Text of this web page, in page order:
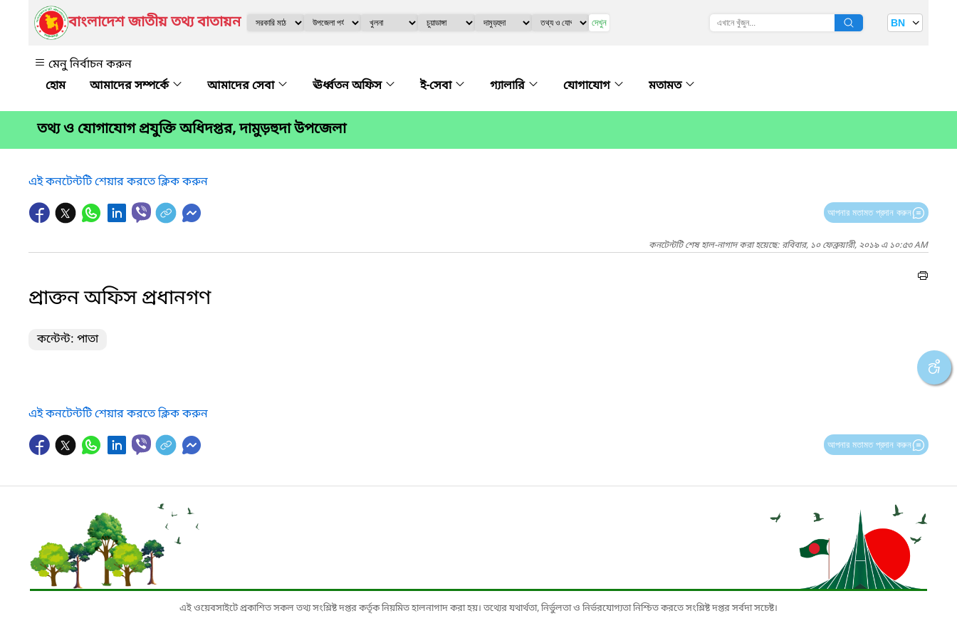
বাংলাদেশ জাতীয় তথ্য বাতায়ন দেখুন BN
মেনু নির্বাচন করুন
আমাদের সম্পর্কে
আমাদের সেবা ঊর্ধ্বতন অফিস ই-সেবা গ্যালারি যোগাযোগ মতামত
তথ্য ও যোগাযোগ প্রযুক্তি অধিদপ্তর, দামুড়হুদা উপজেলা
এই কনটেন্টটি শেয়ার করতে ক্লিক করুন
আপনার মতামত প্রদান করুন
কনটেন্টটি শেষ হাল-নাগাদ করা হয়েছে: রবিবার, ১০ ফেব্রুয়ারী, ২০১৯ এ ১০:৫৩ AM
প্রাক্তন অফিস প্রধানগণ
কন্টেন্ট: পাতা
এই কনটেন্টটি শেয়ার করতে ক্লিক করুন
আপনার মতামত প্রদান করুন
এই ওয়েবসাইটে প্রকাশিত সকল তথ্য সংশ্লিষ্ট দপ্তর কর্তৃক নিয়মিত হালনাগাদ করা হয়। তথ্যের যথার্থতা, নির্ভুলতা ও নির্ভরযোগ্যতা নিশ্চিত করতে সংশ্লিষ্ট দপ্তর সর্বদা সচেষ্ট।